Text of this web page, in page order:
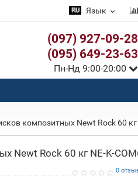
Язык
(097) 927-09-28
(095) 649-23-63
Пн-Нд 9:00-20:00
композитных Newt Rock 60 кг
Newt Rock 60 кг NE-K-
0